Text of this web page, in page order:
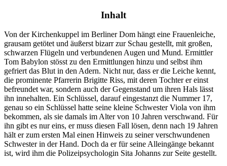
Inhalt
Von der Kirchenkuppel im Berliner Dom hängt eine Frauenleiche,
grausam getötet und äußerst bizarr zur Schau gestellt, mit großen,
schwarzen Flügeln und verbundenen Augen und Mund. Ermittler
Tom Babylon stösst zu den Ermittlungen hinzu und selbst ihm
gefriert das Blut in den Adern. Nicht nur, dass er die Leiche kennt,
die prominente Pfarrerin Brigitte Riss, mit deren Tochter er einst
befreundet war, sondern auch der Gegenstand um ihren Hals lässt
ihn innehalten. Ein Schlüssel, darauf eingestanzt die Nummer 17,
genau so ein Schlüssel hatte seine kleine Schwester Viola von ihm
bekommen, als sie damals im Alter von 10 Jahren verschwand. Für
ihn gibt es nur eins, er muss diesen Fall lösen, denn nach 19 Jahren
hält er zum ersten Mal einen Hinweis zu seiner verschwundenen
Schwester in der Hand. Doch da er für seine Alleingänge bekannt
ist, wird ihm die Polizeipsychologin Sita Johanns zur Seite gestellt.